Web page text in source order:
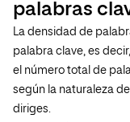
palabras
La densidad de
palabra clave, es
el número total de
según la naturaleza
diriges.